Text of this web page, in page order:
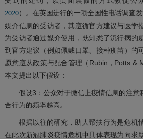
2020）。在英国进行的一项全国性电话调查
媒介信息的受访者，其遵循官方建议与医学
为受访者通过媒介使用，既知悉了流行病的
到官方建议（例如佩戴口罩、接种疫苗）的
愿意遵从政策与配合管理（Rubin，Potts &
本文提出以下假设：
假设3：公众对于微信上疫情信息的注意
合行为的频率越高。
根据以往的研究，助人帮扶行为是危机
在此次新冠肺炎疫情危机中具体表现为向求